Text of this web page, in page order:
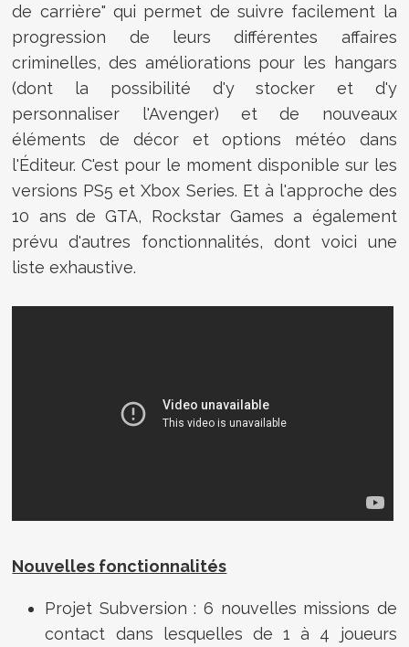
de carrière" qui permet de suivre facilement la
progression de leurs différentes affaires
criminelles, des améliorations pour les hangars
(dont la possibilité d'y stocker et d'y
personnaliser l'Avenger) et de nouveaux
éléments de décor et options météo dans
l'Éditeur. C'est pour le moment disponible sur les
versions PS5 et Xbox Series. Et à l'approche des
10 ans de GTA, Rockstar Games a également
prévu d'autres fonctionnalités, dont voici une
liste exhaustive.
Nouvelles fonctionnalités
Projet Subversion : 6 nouvelles missions de
contact dans lesquelles de 1 à 4 joueurs